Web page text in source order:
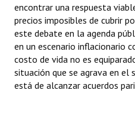
encontrar una respuesta
precios imposibles de cubrir
este debate en la agenda
en un escenario inflacionario
costo de vida no es
situación que se agrava en
está de alcanzar acuerdos